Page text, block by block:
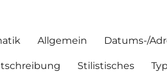
Allgemein Datums-/
Stilistisches